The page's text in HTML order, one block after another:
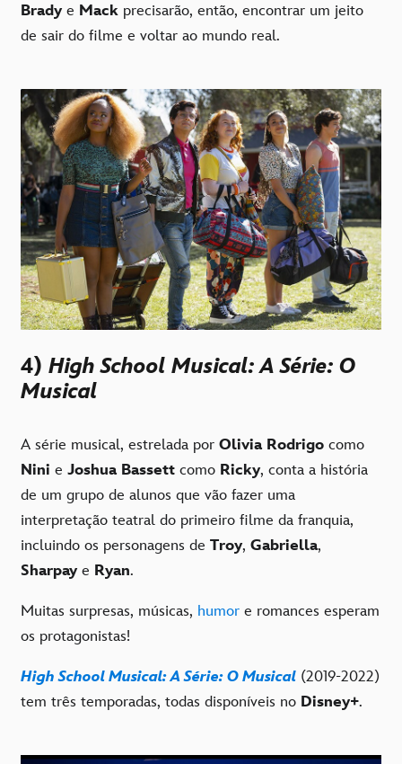
Brady e Mack precisarão, então, encontrar um jeito
de sair do filme e voltar ao mundo real.
4) High School Musical: A Série: O
Musical
A série musical, estrelada por Olivia Rodrigo como
Nini e Joshua Bassett como Ricky, conta a história
de um grupo de alunos que vão fazer uma
interpretação teatral do primeiro filme da franquia,
incluindo os personagens de Troy, Gabriella,
Sharpay e Ryan.
Muitas surpresas, músicas, humor e romances esperam
os protagonistas!
High School Musical: A Série: O Musical (2019-2022)
tem três temporadas, todas disponíveis no Disney+.